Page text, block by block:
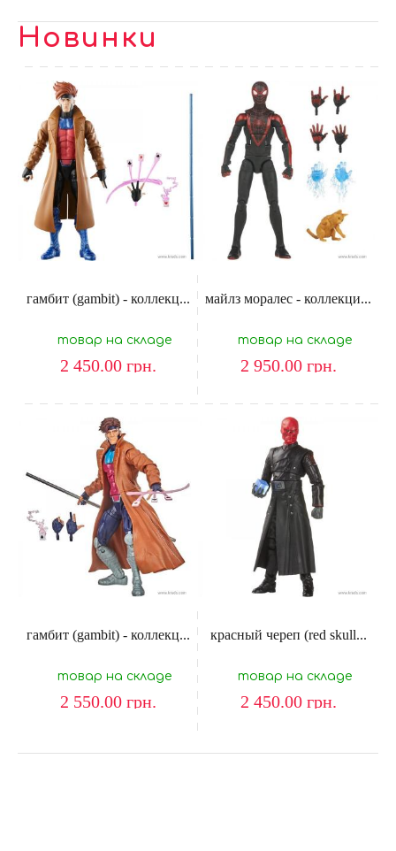
Новинки
гамбит (gambit) - коллекц...
товар на складе
2 450.00 грн.
майлз моралес - коллекци...
товар на складе
2 950.00 грн.
гамбит (gambit) - коллекц...
товар на складе
2 550.00 грн.
красный череп (red skull...
товар на складе
2 450.00 грн.